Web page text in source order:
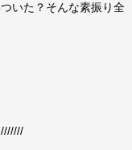
いた？そんな素振り全